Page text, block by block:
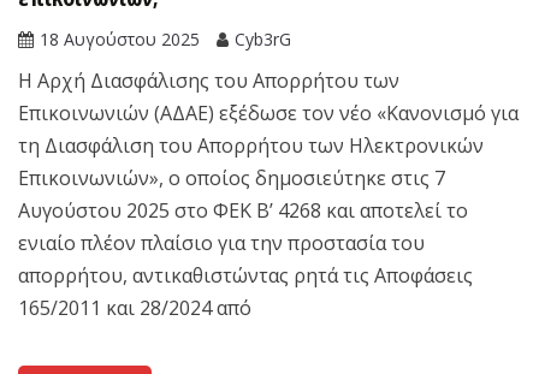
18 Αυγούστου 2025 Cyb3rG
Η Αρχή Διασφάλισης του Απορρήτου των
Επικοινωνιών (ΑΔΑΕ) εξέδωσε τον νέο «Κανονισμό για
τη Διασφάλιση του Απορρήτου των Ηλεκτρονικών
Επικοινωνιών», ο οποίος δημοσιεύτηκε στις 7
Αυγούστου 2025 στο ΦΕΚ Β’ 4268 και αποτελεί το
ενιαίο πλέον πλαίσιο για την προστασία του
απορρήτου, αντικαθιστώντας ρητά τις Αποφάσεις
165/2011 και 28/2024 από